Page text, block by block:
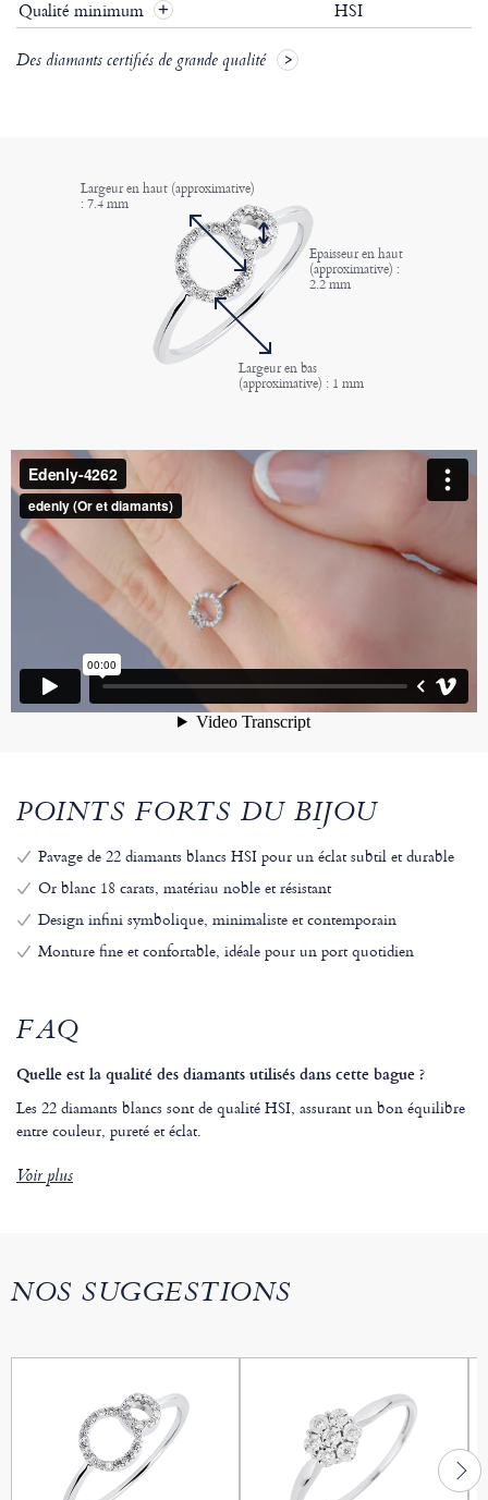
Qualité minimum + HSI
Des diamants certifiés de grande qualité
Largeur en haut (approximative)
: 7.4 mm
Epaisseur en haut
(approximative) :
2.2 mm
Largeur en bas
(approximative) : 1 mm
POINTS FORTS DU BIJOU
Pavage de 22 diamants blancs HSI pour un éclat subtil et durable
Or blanc 18 carats, matériau noble et résistant
Design infini symbolique, minimaliste et contemporain
Monture fine et confortable, idéale pour un port quotidien
FAQ
Quelle est la qualité des diamants utilisés dans cette bague ?
Les 22 diamants blancs sont de qualité HSI, assurant un bon équilibre
entre couleur, pureté et éclat.
Voir plus
NOS SUGGESTIONS